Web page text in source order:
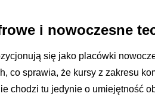
i nowoczesne
się jako placówki
co sprawia, że kursy z zakresu
chodzi tu jedynie o umiejętność